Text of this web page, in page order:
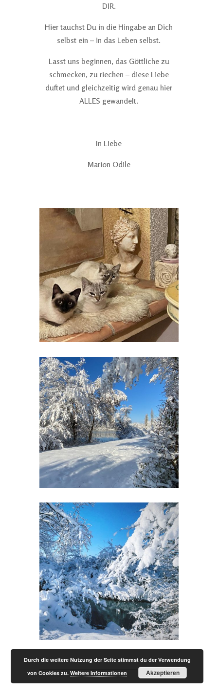
DIR.
Hier tauchst Du in die Hingabe an Dich
selbst ein – in das Leben selbst.
Lasst uns beginnen, das Göttliche zu
schmecken, zu riechen – diese Liebe
duftet und gleichzeitig wird genau hier
ALLES gewandelt.
In Liebe
Marion Odile
Durch die weitere Nutzung der Seite stimmst du der Verwendung
von Cookies zu.Weitere Informationen Akzeptieren